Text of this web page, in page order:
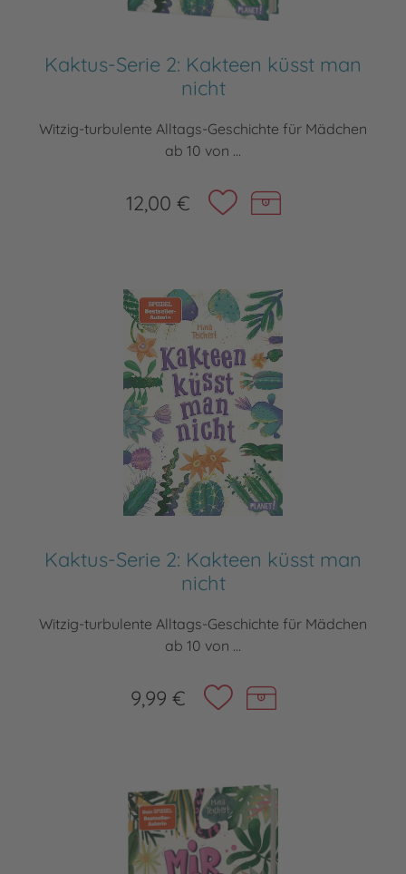
Kaktus-Serie 2: Kakteen küsst man
nicht
Witzig-turbulente Alltags-Geschichte für Mädchen
ab 10 von ...
12,00 €
Kaktus-Serie 2: Kakteen küsst man
nicht
Witzig-turbulente Alltags-Geschichte für Mädchen
ab 10 von ...
9,99 €